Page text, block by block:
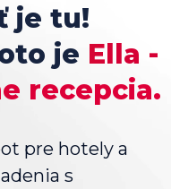
je tu!
je Ella -
recepcia.
pre hotely a
s